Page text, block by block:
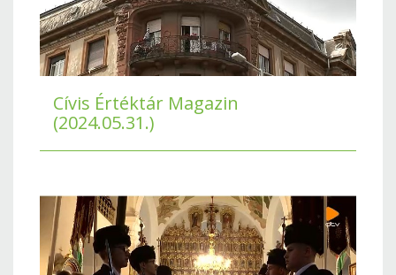
Cívis Értéktár Magazin
(2024.05.31.)